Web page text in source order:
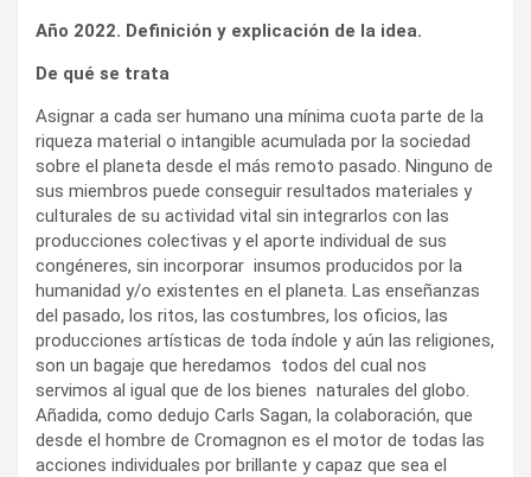
Año 2022. Definición y explicación de la idea.
De qué se trata
Asignar a cada ser humano una mínima cuota parte de la
riqueza material o intangible acumulada por la sociedad
sobre el planeta desde el más remoto pasado. Ninguno de
sus miembros puede conseguir resultados materiales y
culturales de su actividad vital sin integrarlos con las
producciones colectivas y el aporte individual de sus
congéneres, sin incorporar insumos producidos por la
humanidad y/o existentes en el planeta. Las enseñanzas
del pasado, los ritos, las costumbres, los oficios, las
producciones artísticas de toda índole y aún las religiones,
son un bagaje que heredamos todos del cual nos
servimos al igual que de los bienes naturales del globo.
Añadida, como dedujo Carls Sagan, la colaboración, que
desde el hombre de Cromagnon es el motor de todas las
acciones individuales por brillante y capaz que sea el